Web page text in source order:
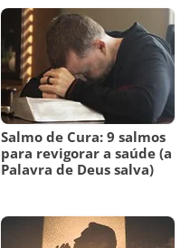
Salmo de Cura: 9 salmos
para revigorar a saúde (a
Palavra de Deus salva)